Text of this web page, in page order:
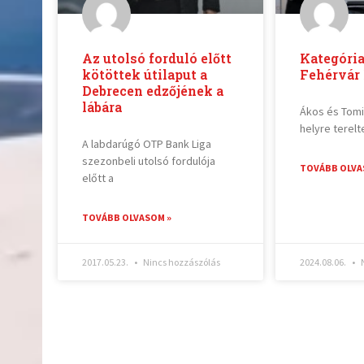
Az utolsó forduló előtt
kötöttek útilaput a
Debrecen edzőjének a
lábára
A labdarúgó OTP Bank Liga
szezonbeli utolsó fordulója
előtt a
TOVÁBB OLVASOM »
2017.05.23. Nincs hozzászólás
Fehérvár
Ákos és
helyre
TOVÁBB
2024.08.06.